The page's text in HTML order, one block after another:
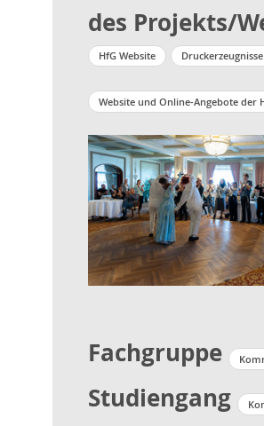
des Projekts/
HfG Website
Website und Online-Angebote der
Fachgruppe
Studiengang